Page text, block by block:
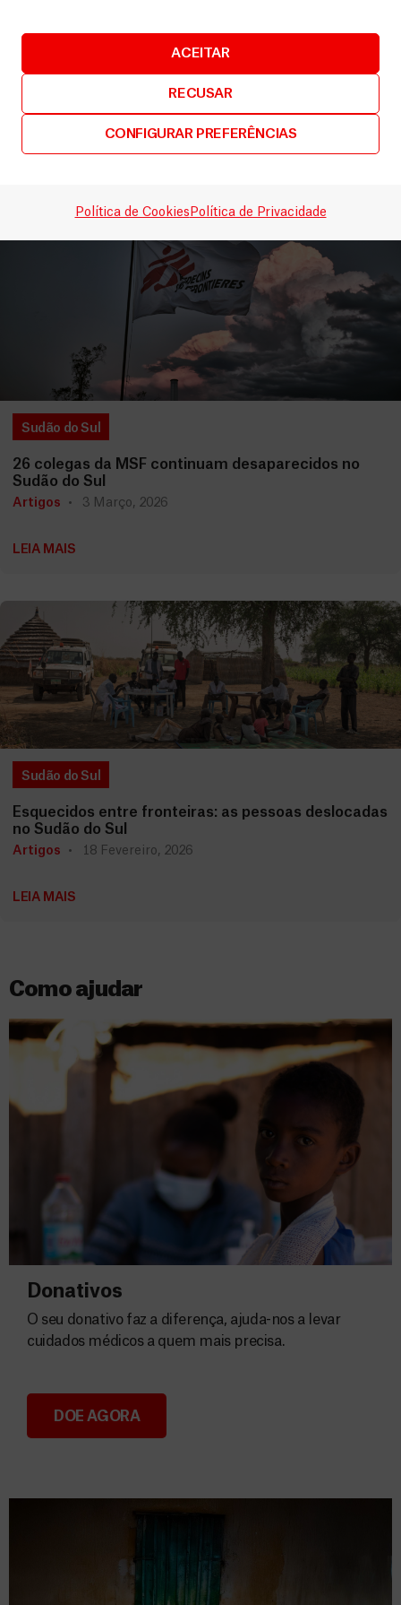
ACEITAR
RECUSAR
CONFIGURAR PREFERÊNCIAS
Política de Cookies Política de Privacidade
Artigos 8 Maio, 2026
LEIA MAIS
Sudão do Sul
26 colegas da MSF continuam desaparecidos no
Sudão do Sul
Artigos 3 Março, 2026
LEIA MAIS
Sudão do Sul
Esquecidos entre fronteiras: as pessoas deslocadas
no Sudão do Sul
Artigos 18 Fevereiro, 2026
LEIA MAIS
Como ajudar
Donativos
Donativos
O seu donativo faz a diferença, ajuda-nos a levar
cuidados médicos a quem mais precisa.
DOE AGORA